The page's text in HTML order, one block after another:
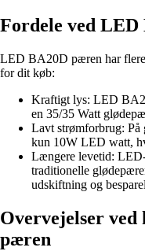
Fordele ved
LED BA20D pæren har
for dit køb:
Kraftigt lys: LED
en 35/35 Watt
Lavt strømforbrug:
kun 10W LED watt,
Længere levetid:
traditionelle
udskiftning og
Overvejelser
pæren